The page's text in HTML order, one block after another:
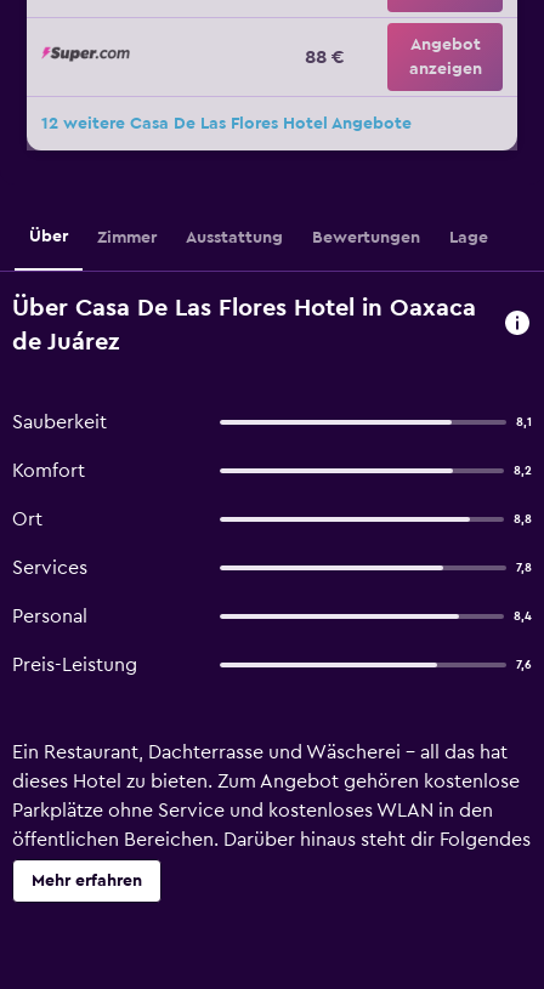
88 €
Angebot
anzeigen
12 weitere Casa De Las Flores Hotel Angebote
Über Zimmer Ausstattung Bewertungen Lage
Über Casa De Las Flores Hotel in Oaxaca
de Juárez
Sauberkeit 8,1
Komfort 8,2
Ort 8,8
Services 7,8
Personal 8,4
Preis-Leistung 7,6
Ein Restaurant, Dachterrasse und Wäscherei – all das hat
dieses Hotel zu bieten. Zum Angebot gehören kostenlose
Parkplätze ohne Service und kostenloses WLAN in den
öffentlichen Bereichen. Darüber hinaus steht dir Folgendes
zur Verfügung: eine rund um die Uhr besetzte Rezeption,
Unterstützung bei der Tourenplanung/beim Ticketerwerb
Mehr erfahren